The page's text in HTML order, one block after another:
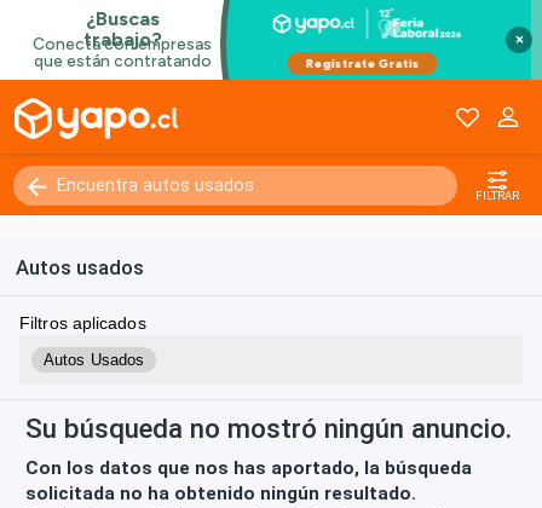
×
FILTRAR
Autos usados
Filtros aplicados
Autos Usados
Su búsqueda no mostró ningún anuncio.
Con los datos que nos has aportado, la búsqueda
solicitada no ha obtenido ningún resultado.
Kilómetros 0 - 250000+